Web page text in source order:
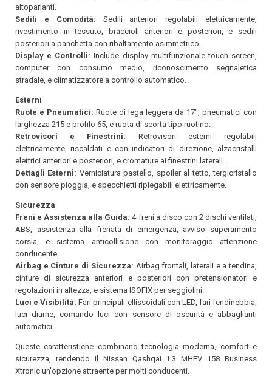
altoparlanti.
Sedili e Comodità: Sedili anteriori regolabili elettricamente,
rivestimento in tessuto, braccioli anteriori e posteriori, e sedili
posteriori a panchetta con ribaltamento asimmetrico.
Display e Controlli: Include display multifunzionale touch screen,
computer con consumo medio, riconoscimento segnaletica
stradale, e climatizzatore a controllo automatico.
Esterni
Ruote e Pneumatici: Ruote di lega leggera da 17", pneumatici con
larghezza 215 e profilo 65, e ruota di scorta tipo ruotino.
Retrovisori e Finestrini: Retrovisori esterni regolabili
elettricamente, riscaldati e con indicatori di direzione, alzacristalli
elettrici anteriori e posteriori, e cromature ai finestrini laterali.
Dettagli Esterni: Verniciatura pastello, spoiler al tetto, tergicristallo
con sensore pioggia, e specchietti ripiegabili elettricamente.
Sicurezza
Freni e Assistenza alla Guida: 4 freni a disco con 2 dischi ventilati,
ABS, assistenza alla frenata di emergenza, avviso superamento
corsia, e sistema anticollisione con monitoraggio attenzione
conducente.
Airbag e Cinture di Sicurezza: Airbag frontali, laterali e a tendina,
cinture di sicurezza anteriori e posteriori con pretensionatori e
regolazioni in altezza, e sistema ISOFIX per seggiolini.
Luci e Visibilità: Fari principali ellissoidali con LED, fari fendinebbia,
luci diurne, comando luci con sensore di oscurità e abbaglianti
automatici.
Queste caratteristiche combinano tecnologia moderna, comfort e
sicurezza, rendendo il Nissan Qashqai 1.3 MHEV 158 Business
Xtronic un'opzione attraente per molti conducenti.